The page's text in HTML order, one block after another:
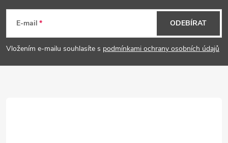
p
E-mail
Vložením e-mailu souhlasíte s podmínkami ochrany osobních údajů
ODEBÍRAT